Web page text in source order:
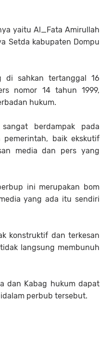
yaitu Al_Fata Amirullah
Setda kabupaten Dompu
di sahkan tertanggal 16
nomor 14 tahun 1999,
hukum.
berdampak pada
pemerintah, baik ekskutif
media dan pers yang
ini merupakan bom
yang ada itu sendiri
konstruktif dan terkesan
langsung membunuh
dan Kabag hukum dapat
perbub tersebut.